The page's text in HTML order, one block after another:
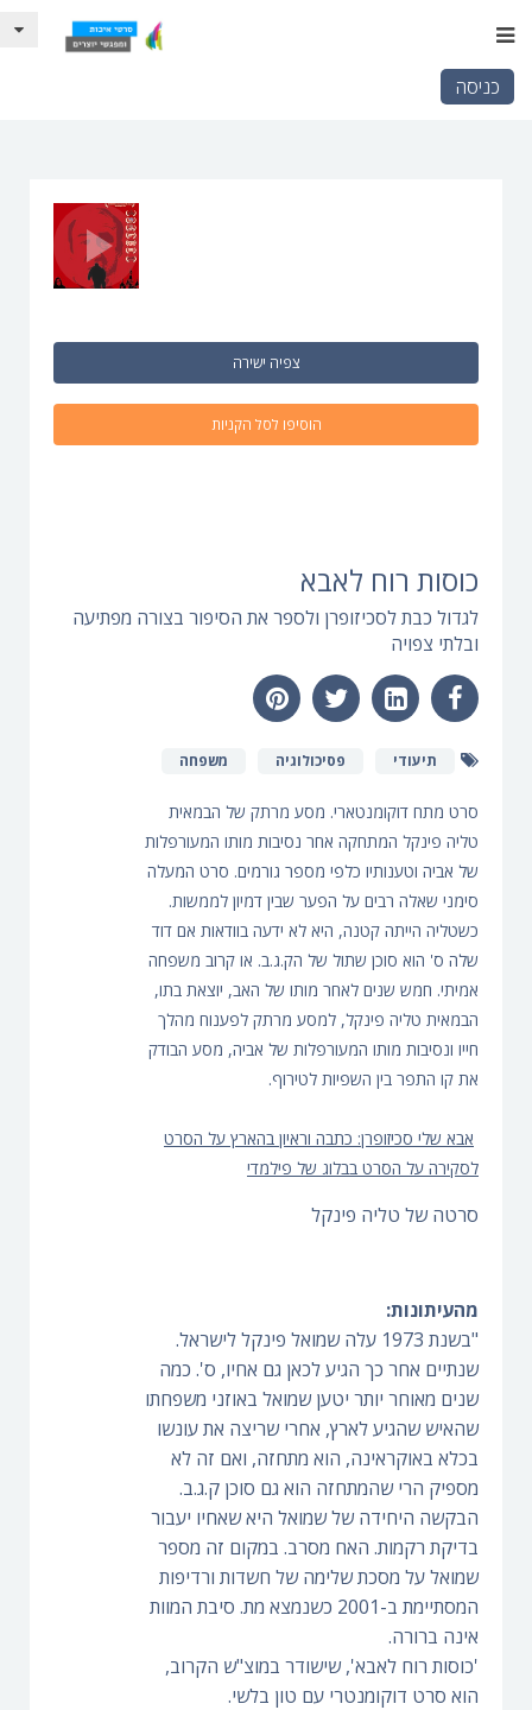
כניסה
צפיה ישירה
הוסיפו לסל הקניות
כוסות רוח לאבא
לגדול כבת לסכיזופרן ולספר את הסיפור בצורה מפתיעה
ובלתי צפויה
תיעודי פסיכולוגיה משפחה
סרט מתח דוקומנטארי. מסע מרתק של הבמאית
טליה פינקל המתחקה אחר נסיבות מותו המעורפלות
של אביה וטענותיו כלפי מספר גורמים. סרט המעלה
סימני שאלה רבים על הפער שבין דמיון לממשות.
כשטליה הייתה קטנה, היא לא ידעה בוודאות אם דוד
שלה ס' הוא סוכן שתול של הק.ג.ב. או קרוב משפחה
אמיתי. חמש שנים לאחר מותו של האב, יוצאת בתו,
הבמאית טליה פינקל, למסע מרתק לפענוח מהלך
חייו ונסיבות מותו המעורפלות של אביה, מסע הבודק
את קו התפר בין השפיות לטירוף.
אבא שלי סכיזופרן: כתבה וראיון בהארץ על הסרט
לסקירה על הסרט בבלוג של פילמדי
סרטה של טליה פינקל
מהעיתונות:
"בשנת 1973 עלה שמואל פינקל לישראל.
שנתיים אחר כך הגיע לכאן גם אחיו, ס'. כמה
שנים מאוחר יותר יטען שמואל באוזני משפחתו
שהאיש שהגיע לארץ, אחרי שריצה את עונשו
בכלא באוקראינה, הוא מתחזה, ואם זה לא
מספיק הרי שהמתחזה הוא גם סוכן ק.ג.ב.
הבקשה היחידה של שמואל היא שאחיו יעבור
בדיקת רקמות. האח מסרב. במקום זה מספר
שמואל על מסכת שלימה של חשדות ורדיפות
המסתיימת ב-2001 כשנמצא מת. סיבת המוות
אינה ברורה.
'כוסות רוח לאבא', שישודר במוצ"ש הקרוב,
הוא סרט דוקומנטרי עם טון בלשי.